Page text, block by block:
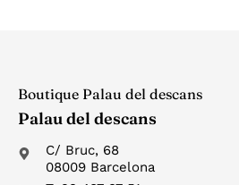
Boutique Palau del descans
Palau del descans
C/ Bruc, 68
08009 Barcelona